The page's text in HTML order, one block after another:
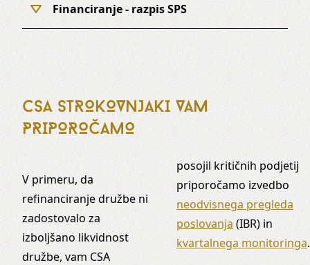
Financiranje - razpis SPS
CSA STROKOVNJAKI VAM
PRIPOROČAMO
V primeru, da
refinanciranje družbe ni
zadostovalo za
izboljšano likvidnost
družbe, vam CSA
posojil kritičnih podjetij
priporočamo izvedbo
neodvisnega pregleda
poslovanja (IBR) in
kvartalnega monitoringa.